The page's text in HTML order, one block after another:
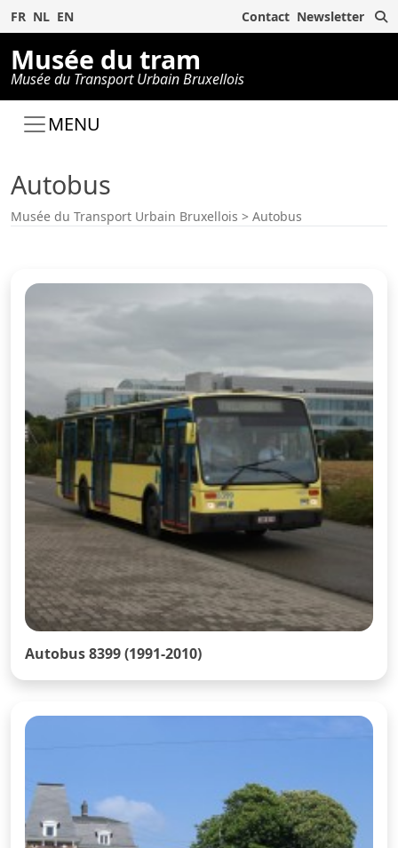
FR NL EN Contact Newsletter
Musée du tram
Musée du Transport Urbain Bruxellois
MENU
Autobus
Musée du Transport Urbain Bruxellois > Autobus
Autobus 8399 (1991-2010)